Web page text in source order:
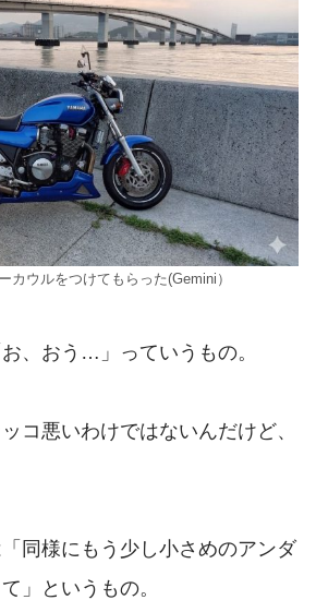
カウルをつけてもらった(Gemini）
、おう…」っていうもの。
コ悪いわけではないんだけど、
同様にもう少し小さめのアンダ
」というもの。